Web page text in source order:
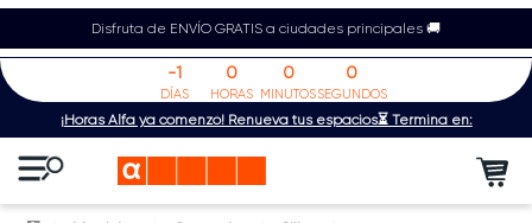
Disfruta de ENVÍO GRATIS a ciudades principales 🚚
¡Horas Alfa ya comenzó! Renueva tus espacios⏳ Termina en:
-1
DÍAS
0
HORAS
0
MINUTOS
0
SEGUNDOS